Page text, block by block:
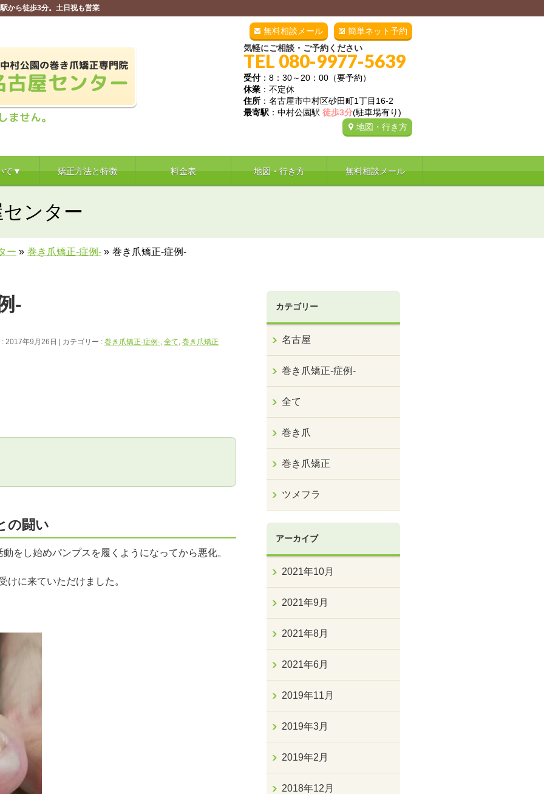
から徒歩3分。土日祝も営業
簡単ネット予約
無料相談メール
気軽にご相談・ご予約ください
TEL 080-9977-5639
受付：8：30～20：00（要予約）
休業 ：不定休
住所 ：名古屋市中村区砂田町1丁目16-2
最寄駅 ：中村公園駅 徒歩3分(駐車場有り)
地図・行き方
て▼ 矯正方法と特徴 料金表 地図・行き方 無料相談メール
ンター
ー » 巻き爪矯正‐症例‐ » 巻き爪矯正-症例-
-
2017年9月26日 カテゴリー : 巻き爪矯正‐症例‐, 全て, 巻き爪矯正
の闘い
をし始めパンプスを履くようになってから悪化。
けに来ていただけました。
カテゴリー
名古屋
巻き爪矯正‐症例‐
全て
巻き爪
巻き爪矯正
ツメフラ
アーカイブ
2021年10月
2021年9月
2021年8月
2021年6月
2019年11月
2019年3月
2019年2月
2018年12月